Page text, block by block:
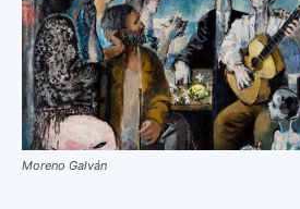
Moreno Galván